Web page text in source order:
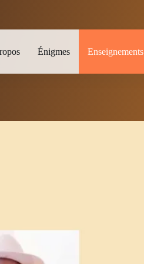
Énigmes Enseignements